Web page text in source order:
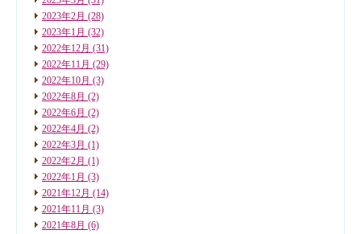
2023年2月 (28)
2023年1月 (32)
2022年12月 (31)
2022年11月 (29)
2022年10月 (3)
2022年8月 (2)
2022年6月 (2)
2022年4月 (2)
2022年3月 (1)
2022年2月 (1)
2022年1月 (3)
2021年12月 (14)
2021年11月 (3)
2021年8月 (6)